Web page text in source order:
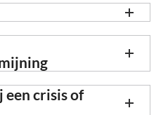
crisis of